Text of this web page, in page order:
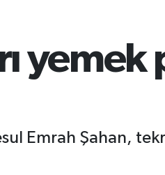
yemek
Emrah Şahan,